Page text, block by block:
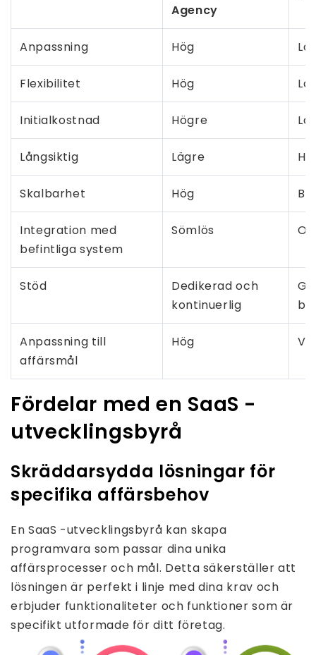
Agency
Anpassning Hög
Flexibilitet Hög
Initialkostnad Högre
Långsiktig Lägre
Skalbarhet Hög
Integration med
befintliga system
Sömlös
Stöd
Dedikerad och
kontinuerlig
Anpassning till
affärsmål
Hög
Fördelar med en SaaS -
utvecklingsbyrå
Skräddarsydda lösningar för
specifika affärsbehov
En SaaS -utvecklingsbyrå kan skapa
programvara som passar dina unika
affärsprocesser och mål. Detta säkerställer att
lösningen är perfekt i linje med dina krav och
erbjuder funktionaliteter och funktioner som är
specifikt utformade för ditt företag.